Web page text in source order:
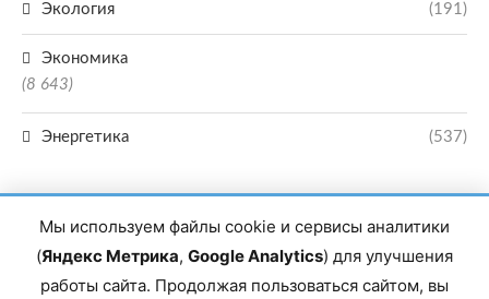
Экология (191)
Экономика
(8 643)
Энергетика (537)
Главный редактор сетевого издания Магомаев Тимур Нухович. Контакты
Мы используем файлы cookie и сервисы аналитики
(Яндекс Метрика, Google Analytics) для улучшения
работы сайта. Продолжая пользоваться сайтом, вы